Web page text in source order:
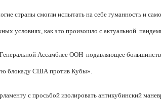
страны смогли испытать на себе гуманность и
условиях, как это произошло с актуальной
Генеральной Ассамблее ООН подавляющее
блокаду США против Кубы».
с просьбой изолировать антикубинский